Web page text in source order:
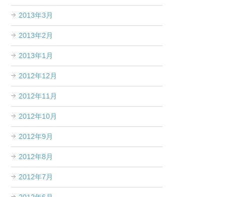
2013年3月
2013年2月
2013年1月
2012年12月
2012年11月
2012年10月
2012年9月
2012年8月
2012年7月